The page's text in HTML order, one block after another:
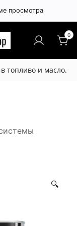
просмотра
0
топливо и масло.
🔍
×